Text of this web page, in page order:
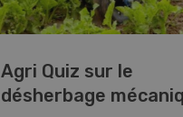
Agri Quiz sur le
désherbage